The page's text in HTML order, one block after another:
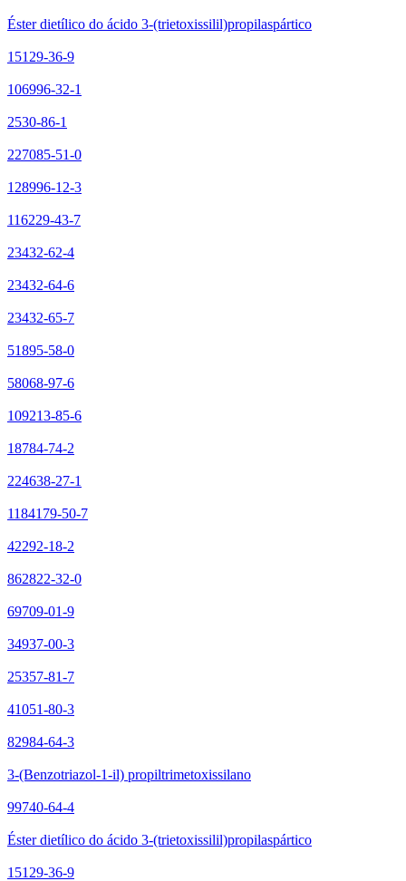
Éster dietílico do ácido 3-(trietoxissilil)propilaspártico
15129-36-9
106996-32-1
2530-86-1
227085-51-0
128996-12-3
116229-43-7
23432-62-4
23432-64-6
23432-65-7
51895-58-0
58068-97-6
109213-85-6
18784-74-2
224638-27-1
1184179-50-7
42292-18-2
862822-32-0
69709-01-9
34937-00-3
25357-81-7
41051-80-3
82984-64-3
3-(Benzotriazol-1-il) propiltrimetoxissilano
99740-64-4
Éster dietílico do ácido 3-(trietoxissilil)propilaspártico
15129-36-9